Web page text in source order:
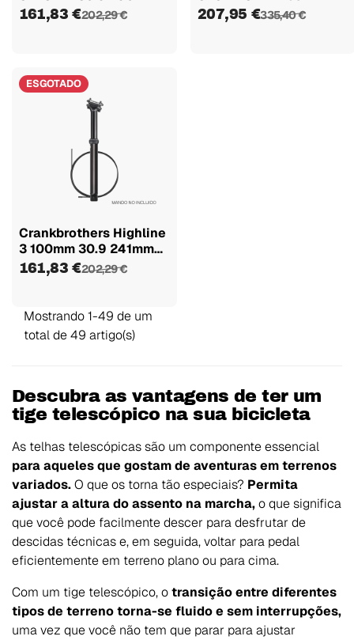
Sem...
161,83 €202,29 €
Telescópico
207,95 €335,40 €
ESGOTADO
Crankbrothers Highline
3 100mm 30.9 241mm
Sem...
161,83 €202,29 €
Mostrando 1-49 de um
total de 49 artigo(s)
Descubra as vantagens de ter um
tige telescópico na sua bicicleta
As telhas telescópicas são um componente essencial
para aqueles que gostam de aventuras em terrenos
variados.O que os torna tão especiais? Permita
ajustar a altura do assento na marcha,o que significa
que você pode facilmente descer para desfrutar de
descidas técnicas e, em seguida, voltar para pedal
eficientemente em terreno plano ou para cima.
Com um tige telescópico, otransição entre diferentes
tipos de terreno torna-se fluido e sem interrupções,
uma vez que você não tem que parar para ajustar